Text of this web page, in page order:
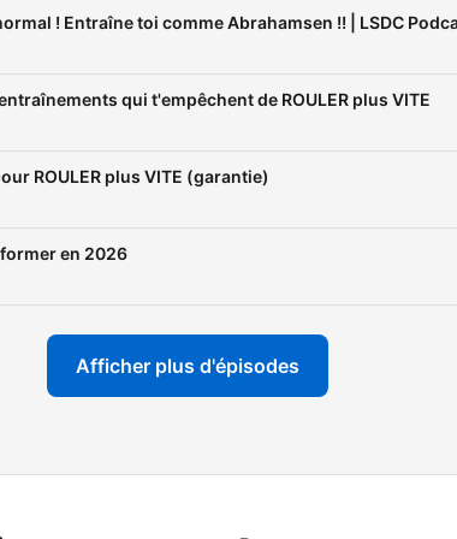
! Entraîne toi comme Abrahamsen !! | LSDC
qui t'empêchent de ROULER plus VITE
ROULER plus VITE (garantie)
en 2026
Afficher plus d'épisodes